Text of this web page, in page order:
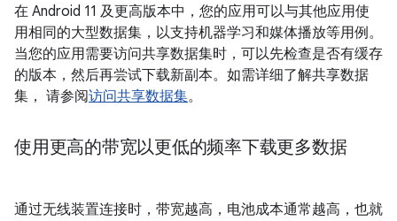
在 Android 11 及更高版本中，您的应用可以与其他应用使
用相同的大型数据集，以支持机器学习和媒体播放等用例。
当您的应用需要访问共享数据集时，可以先检查是否有缓存
的版本，然后再尝试下载新副本。如需详细了解共享数据
集， 请参阅访问共享数据集。
使用更高的带宽以更低的频率下载更多数据
通过无线装置连接时，带宽越高，电池成本通常越高，也就